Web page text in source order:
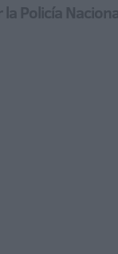
Policía